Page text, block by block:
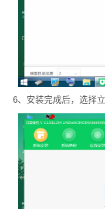
6、安装完成后，选择